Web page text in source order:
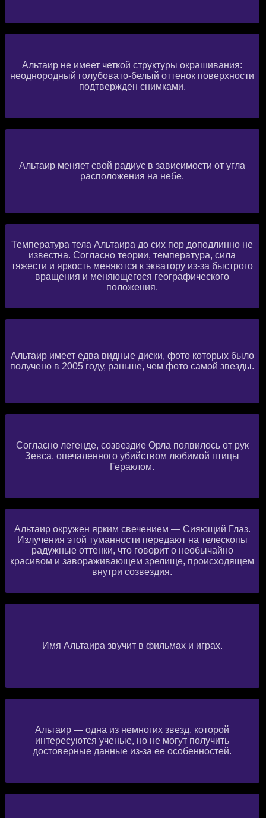
Альтаир не имеет четкой структуры окрашивания:
неоднородный голубовато-белый оттенок поверхности
подтвержден снимками.
Альтаир меняет свой радиус в зависимости от угла
расположения на небе.
Температура тела Альтаира до сих пор доподлинно не
известна. Согласно теории, температура, сила
тяжести и яркость меняются к экватору из-за быстрого
вращения и меняющегося географического
положения.
Альтаир имеет едва видные диски, фото которых было
получено в 2005 году, раньше, чем фото самой звезды.
Согласно легенде, созвездие Орла появилось от рук
Зевса, опечаленного убийством любимой птицы
Гераклом.
Альтаир окружен ярким свечением — Сияющий Глаз.
Излучения этой туманности передают на телескопы
радужные оттенки, что говорит о необычайно
красивом и завораживающем зрелище, происходящем
внутри созвездия.
Имя Альтаира звучит в фильмах и играх.
Альтаир — одна из немногих звезд, которой
интересуются ученые, но не могут получить
достоверные данные из-за ее особенностей.